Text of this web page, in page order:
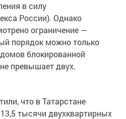
в силу
России). Однако
ограничение —
порядок можно только
блокированной
превышает двух.
что в Татарстане
тысячи двухквартирных